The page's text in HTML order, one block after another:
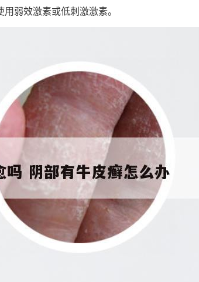
弱效激素或低刺激激素。